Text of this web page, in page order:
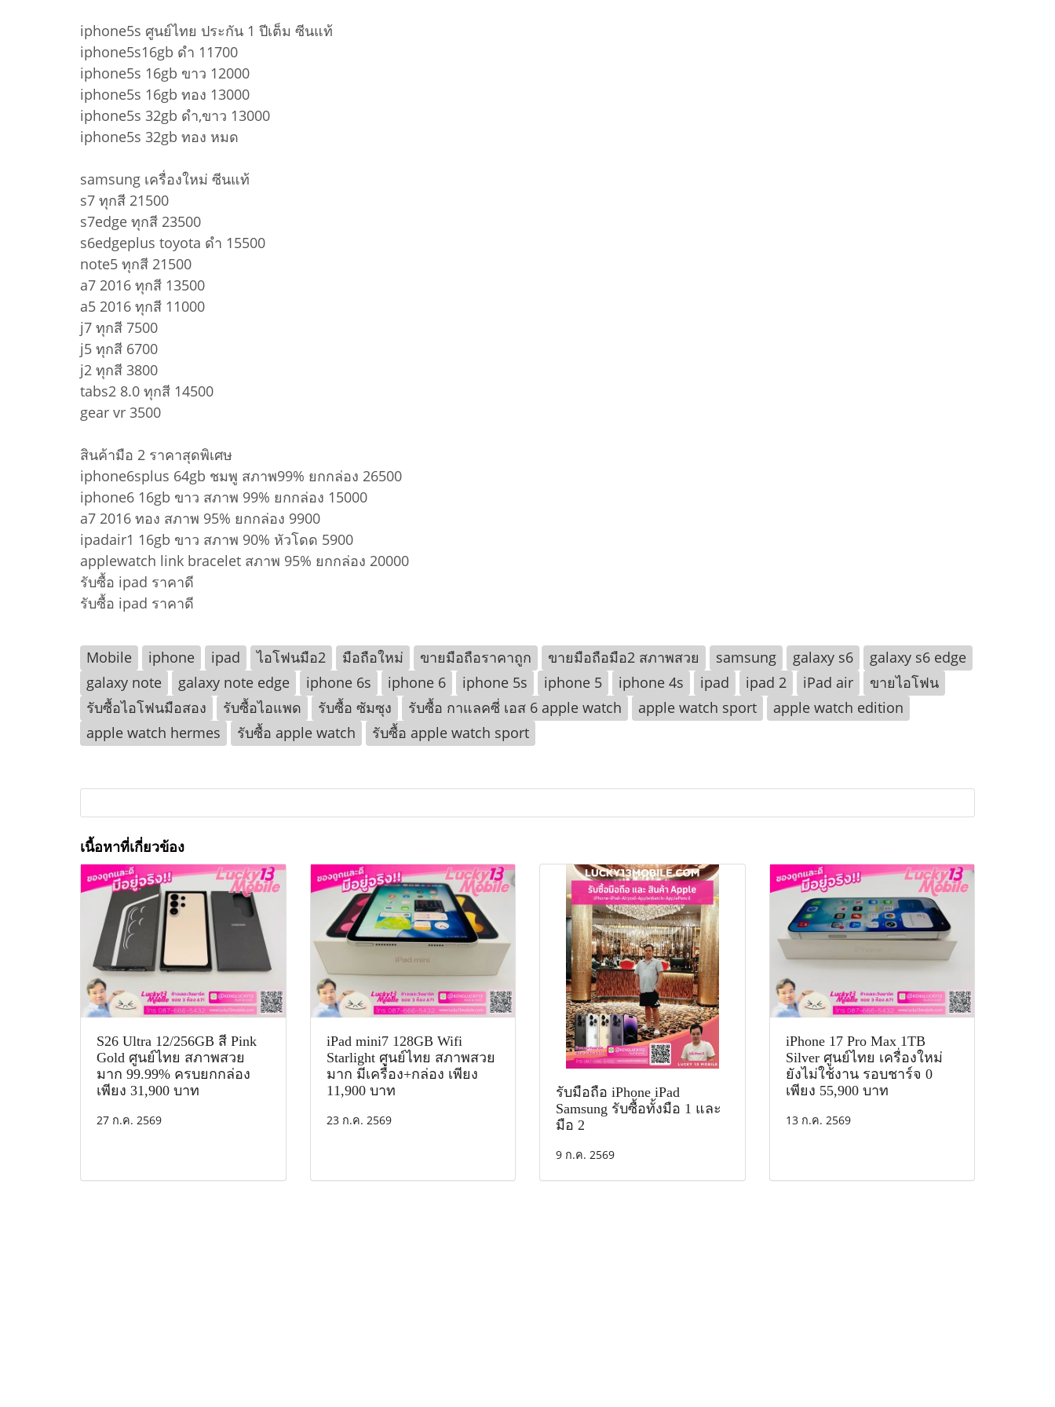
iphone5s ศูนย์ไทย ประกัน 1 ปีเต็ม ซีนแท้
iphone5s16gb ดำ 11700
iphone5s 16gb ขาว 12000
iphone5s 16gb ทอง 13000
iphone5s 32gb ดำ,ขาว 13000
iphone5s 32gb ทอง หมด
samsung เครื่องใหม่ ซีนแท้
s7 ทุกสี 21500
s7edge ทุกสี 23500
s6edgeplus toyota ดำ 15500
note5 ทุกสี 21500
a7 2016 ทุกสี 13500
a5 2016 ทุกสี 11000
j7 ทุกสี 7500
j5 ทุกสี 6700
j2 ทุกสี 3800
tabs2 8.0 ทุกสี 14500
gear vr 3500
สินค้ามือ 2 ราคาสุดพิเศษ
iphone6splus 64gb ชมพู สภาพ99% ยกกล่อง 26500
iphone6 16gb ขาว สภาพ 99% ยกกล่อง 15000
a7 2016 ทอง สภาพ 95% ยกกล่อง 9900
ipadair1 16gb ขาว สภาพ 90% หัวโดด 5900
applewatch link bracelet สภาพ 95% ยกกล่อง 20000
รับซื้อ ipad ราคาดี
รับซื้อ ipad ราคาดี
Mobile iphone ipad ไอโฟนมือ2 มือถือใหม่ ขายมือถือราคาถูก ขายมือถือมือ2 สภาพสวย samsung galaxy s6
galaxy s6 edge
galaxy note
galaxy note edge iphone 6s iphone 6 iphone 5s iphone 5 iphone 4s ipad ipad 2 iPad air
ขายไอโฟน
รับซื้อไอโฟนมือสอง
รับซื้อไอแพด รับซื้อ ซัมซุง รับซื้อ กาแลคซี่ เอส 6 apple watch apple watch sport
apple watch edition
apple watch hermes
รับซื้อ apple watch รับซื้อ apple watch sport
เนื้อหาที่เกี่ยวข้อง
S26 Ultra 12/256GB สี Pink
Gold ศูนย์ไทย สภาพสวย
มาก 99.99% ครบยกกล่อง
เพียง 31,900 บาท
27 ก.ค. 2569
iPad mini7 128GB Wifi
Starlight ศูนย์ไทย สภาพสวย
มาก มีเครื่อง+กล่อง เพียง
11,900 บาท
23 ก.ค. 2569
รับมือถือ iPhone iPad
Samsung รับซื้อทั้งมือ 1 และ
มือ 2
9 ก.ค. 2569
iPhone 17 Pro Max 1TB
Silver ศูนย์ไทย เครื่องใหม่
ยังไม่ใช้งาน รอบชาร์จ 0
เพียง 55,900 บาท
13 ก.ค. 2569